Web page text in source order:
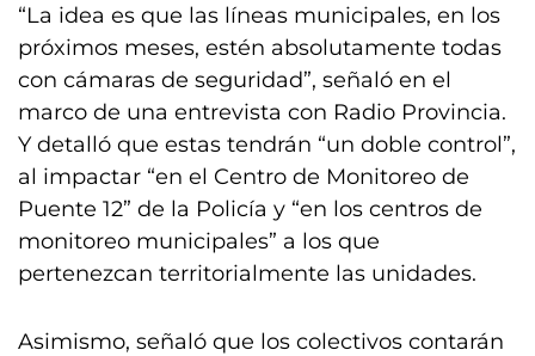
“La idea es que las líneas municipales, en los
próximos meses, estén absolutamente todas
con cámaras de seguridad”, señaló en el
marco de una entrevista con Radio Provincia.
Y detalló que estas tendrán “un doble control”,
al impactar “en el Centro de Monitoreo de
Puente 12” de la Policía y “en los centros de
monitoreo municipales” a los que
pertenezcan territorialmente las unidades.
Asimismo, señaló que los colectivos contarán